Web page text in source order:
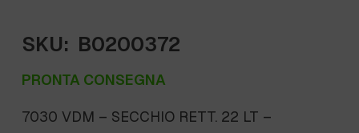
SKU: B0200372
PRONTA CONSEGNA
7030 VDM – SECCHIO RETT. 22 LT –